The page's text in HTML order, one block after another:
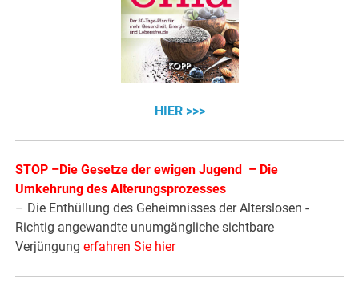
HIER >>>
STOP –Die Gesetze der ewigen Jugend – Die
Umkehrung des Alterungsprozesses
– Die Enthüllung des Geheimnisses der Alterslosen -
Richtig angewandte unumgängliche sichtbare
Verjüngungerfahren Sie hier